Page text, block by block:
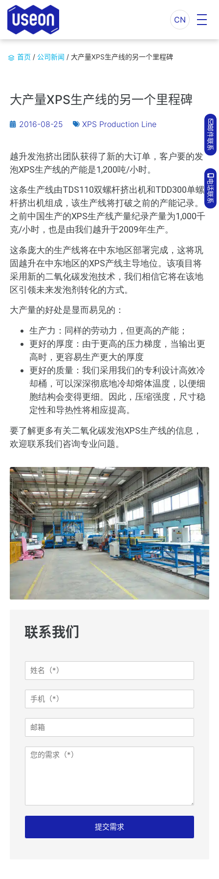
CN
首页 / 公司新闻 / 大产量XPS生产线的另一个里程碑
大产量XPS生产线的另一个里程碑
2016-08-25 XPS Production Line
越升发泡挤出团队获得了新的大订单，客户要的发
泡XPS生产线的产能是1,200吨/小时。
这条生产线由TDS110双螺杆挤出机和TDD300单螺
杆挤出机组成，该生产线将打破之前的产能记录。
之前中国生产的XPS生产线产量纪录产量为1,000千
克/小时，也是由我们越升于2009年生产。
这条庞大的生产线将在中东地区部署完成，这将巩
固越升在中东地区的XPS产线主导地位。该项目将
采用新的二氧化碳发泡技术，我们相信它将在该地
区引领未来发泡剂转化的方式。
大产量的好处是显而易见的：
生产力：同样的劳动力，但更高的产能；
更好的厚度：由于更高的压力梯度，当输出更
高时，更容易生产更大的厚度
更好的质量：我们采用我们的专利设计高效冷
却桶，可以深深彻底地冷却熔体温度，以便细
胞结构会变得更细。因此，压缩强度，尺寸稳
定性和导热性将相应提高。
要了解更多有关二氧化碳发泡XPS生产线的信息，
欢迎联系我们咨询专业问题。
联系我们
姓
名
需
求
e
f
r
e
姓
名
手
箱
需
求
提交需求
邮件联系
电话联系